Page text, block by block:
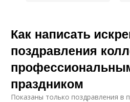
Юмор в поздравлении
Хорошие
поздравления
Как написать
поздравления
праздником
Показаны только поздравления в